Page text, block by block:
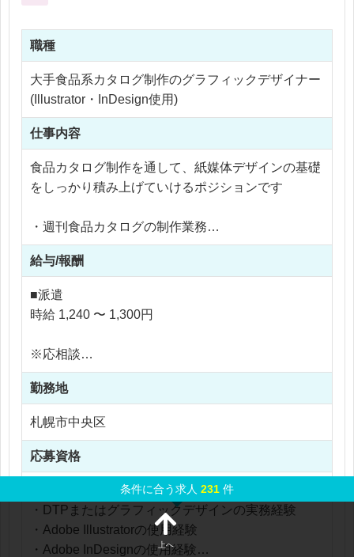
条件に合う求人 231 件
職種
大手食品系カタログ制作のグラフィックデザイナー
(Illustrator・InDesign使用)
仕事内容
食品カタログ制作を通して、紙媒体デザインの基礎
をしっかり積み上げていけるポジションです
・週刊食品カタログの制作業務
・商品価格のレイアウト（値組）調整
・画像配置やトリミング、レイアウト調整
・見出しや装飾要素のデザイン修正
・原稿チェック、校正対応
IllustratorやInDesignを使用しながら、日常的に紙面
全体の構成バランスを意識した制作を行います。
紙媒体に特化し、カタログ制作の基礎力を積み上げ
られる環境は非常に貴重です！
特にInDesignを活用した実務経験を深めたい方にと
って、安定就業とスキル向上の両立が叶う案件です
♪
チーム体制が整っている点も評価でき、無理なく継
続的に働きたい経験者にオススメです！
給与/報酬
■派遣
時給 1,240 〜 1,300円
※応相談
※ご経験により優遇
※交通費支給
※残業代全額支給
勤務地
札幌市中央区
応募資格
・DTPまたはグラフィックデザインの実務経験
・Adobe Illustratorの使用経験
・Adobe InDesignの使用経験
上へ